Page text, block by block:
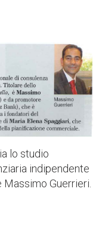
lo studio
indipendente
Massimo Guerrieri.